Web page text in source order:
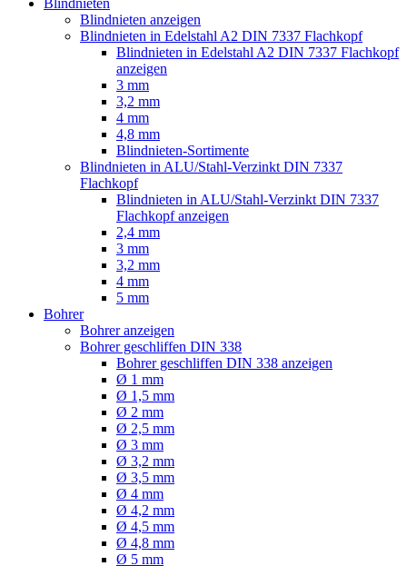
Blindnieten anzeigen
Blindnieten in Edelstahl A2 DIN 7337 Flachkopf
Blindnieten in Edelstahl A2 DIN 7337 Flachkopf
anzeigen
3 mm
3,2 mm
4 mm
4,8 mm
Blindnieten-Sortimente
Blindnieten in ALU/Stahl-Verzinkt DIN 7337
Flachkopf
Blindnieten in ALU/Stahl-Verzinkt DIN 7337
Flachkopf anzeigen
2,4 mm
3 mm
3,2 mm
4 mm
5 mm
Bohrer
Bohrer anzeigen
Bohrer geschliffen DIN 338
Bohrer geschliffen DIN 338 anzeigen
Ø 1 mm
Ø 1,5 mm
Ø 2 mm
Ø 2,5 mm
Ø 3 mm
Ø 3,2 mm
Ø 3,5 mm
Ø 4 mm
Ø 4,2 mm
Ø 4,5 mm
Ø 4,8 mm
Ø 5 mm